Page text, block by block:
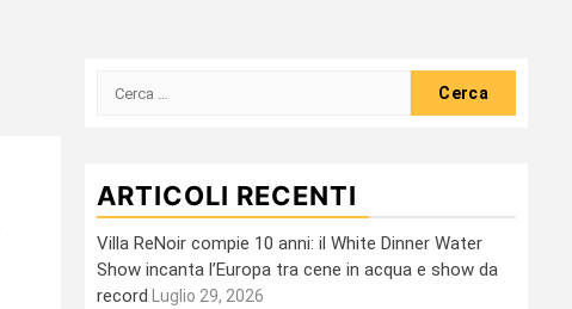
Ricerca
ARTICOLI RECENTI
Villa ReNoir compie 10 anni: il White Dinner Water
Show incanta l’Europa tra cene in acqua e show da
record
Luglio 29, 2026